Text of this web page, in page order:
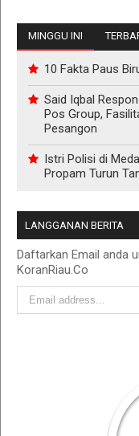
MINGGU INI
10 Fakta Paus
Said Iqbal
Pos Group,
Pesangon
Istri Polisi di
Propam Turun
LANGGANAN BERITA
Daftarkan Email anda
KoranRiau.Co